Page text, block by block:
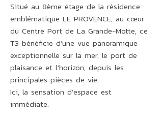
Situé au 8ème étage de la résidence
emblématique LE PROVENCE, au cœur
du Centre Port de La Grande-Motte, ce
T3 bénéficie d’une vue panoramique
exceptionnelle sur la mer, le port de
plaisance et l’horizon, depuis les
principales pièces de vie.
Ici, la sensation d’espace est
immédiate.